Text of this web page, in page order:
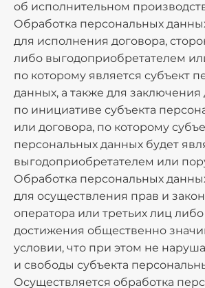
об исполнительном
Обработка персональных
для исполнения договора,
либо выгодоприобретателем
по которому является субъект
данных, а также для заключения
по инициативе субъекта
или договора, по которому
персональных данных будет
выгодоприобретателем или
Обработка персональных
для осуществления прав и
оператора или третьих лиц либо
достижения общественно
условии, что при этом не
и свободы субъекта
Осуществляется обработка